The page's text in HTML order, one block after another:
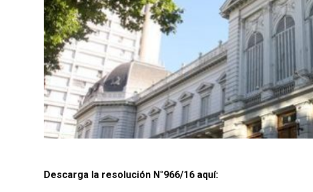
Descarga la resolución N°966/16 aquí: